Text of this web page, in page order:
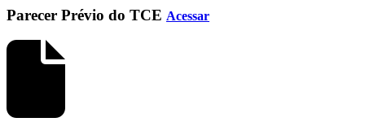
Parecer Prévio do TCE Acessar